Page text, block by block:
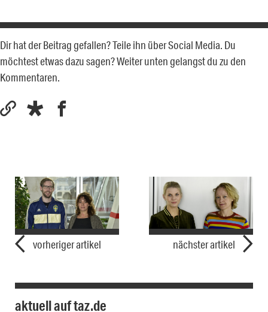
Dir hat der Beitrag gefallen? Teile ihn über Social Media. Du
möchtest etwas dazu sagen? Weiter unten gelangst du zu den
Kommentaren.
vorheriger artikel nächster artikel
aktuell auf taz.de